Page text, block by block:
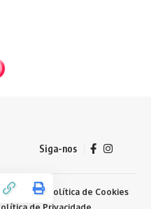
Siga-nos
Política de Cookies